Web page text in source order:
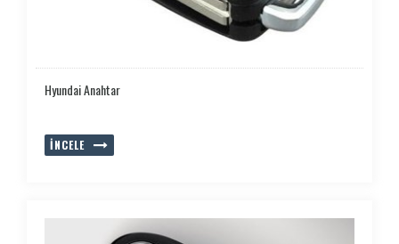
Hyundai Anahtar
İNCELE